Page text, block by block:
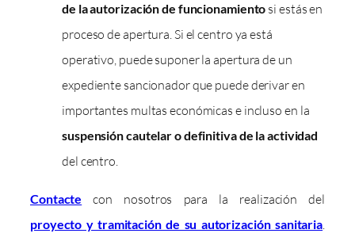
de la autorización de funcionamiento si estás en
proceso de apertura. Si el centro ya está
operativo, puede suponer la apertura de un
expediente sancionador que puede derivar en
importantes multas económicas e incluso en la
suspensión cautelar o definitiva de la actividad
del centro.
Contacte con nosotros para la realización del
proyecto y tramitación de su autorización sanitaria.